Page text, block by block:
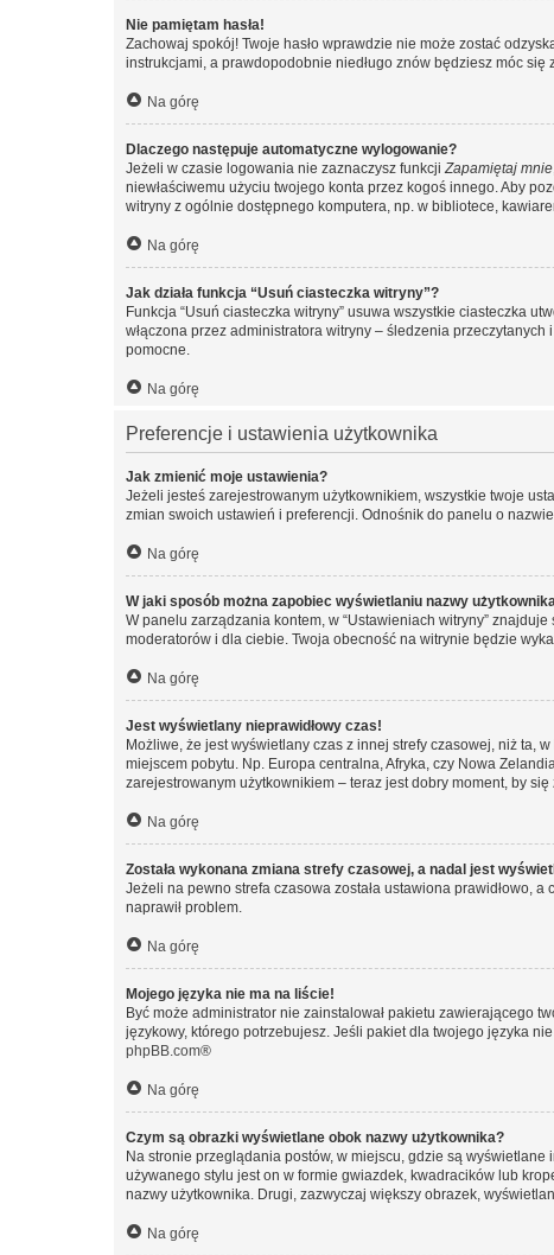
Nie pamiętam hasła!
Zachowaj spokój! Twoje hasło wprawdzie nie może zostać
instrukcjami, a prawdopodobnie niedługo znów będziesz móc się
Na górę
Dlaczego następuje automatyczne wylogowanie?
Jeżeli w czasie logowania nie zaznaczysz funkcjiZapamiętaj mnie
niewłaściwemu użyciu twojego konta przez kogoś innego. Aby
witryny z ogólnie dostępnego komputera, np. w bibliotece,
Na górę
Jak działa funkcja “Usuń ciasteczka witryny”?
Funkcja “Usuń ciasteczka witryny” usuwa wszystkie ciasteczka
włączona przez administratora witryny – śledzenia
pomocne.
Na górę
Preferencje i ustawienia użytkownika
Jak zmienić moje ustawienia?
Jeżeli jesteś zarejestrowanym użytkownikiem, wszystkie twoje
zmian swoich ustawień i preferencji. Odnośnik do panelu o
Na górę
W jaki sposób można zapobiec wyświetlaniu nazwy
W panelu zarządzania kontem, w “Ustawieniach witryny” znajduje
moderatorów i dla ciebie. Twoja obecność na witrynie będzie
Na górę
Jest wyświetlany nieprawidłowy czas!
Możliwe, że jest wyświetlany czas z innej strefy czasowej, niż ta,
miejscem pobytu. Np. Europa centralna, Afryka, czy Nowa
zarejestrowanym użytkownikiem – teraz jest dobry moment, by
Na górę
Została wykonana zmiana strefy czasowej, a nadal jest
Jeżeli na pewno strefa czasowa została ustawiona prawidłowo,
naprawił problem.
Na górę
Mojego języka nie ma na liście!
Być może administrator nie zainstalował pakietu zawierającego
językowy, którego potrzebujesz. Jeśli pakiet dla twojego języka
phpBB.com®
Na górę
Czym są obrazki wyświetlane obok nazwy użytkownika?
Na stronie przeglądania postów, w miejscu, gdzie są
używanego stylu jest on w formie gwiazdek, kwadracików lub
nazwy użytkownika. Drugi, zazwyczaj większy obrazek,
Na górę